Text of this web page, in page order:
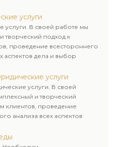
пути для его успешного
услуги
услуги. В своей работе мы
творческий подход к
проведение всестороннего
аспектов дела и выбор
услуги
услуги. В своей
и творческий
клиентов, проведение
анализа всех аспектов
пути для его успешного